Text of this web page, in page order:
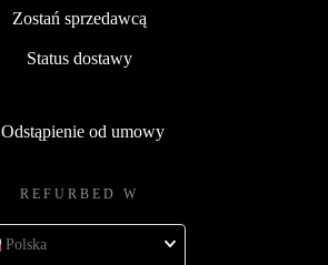
Zostań sprzedawcą
Status dostawy
Odstąpienie od umowy
REFURBED W
Polska